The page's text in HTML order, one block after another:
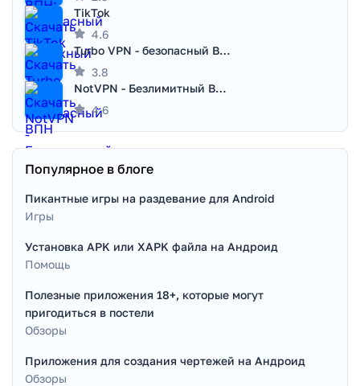
TikTok
4.6
Turbo VPN - безопасный ВПН
3.8
NotVPN - Безлимитный ВПН | VPN
4.6
Популярное в блоге
Пикантные игры на раздевание для Android
Игры
Установка APK или XAPK файла на Андроид
Помощь
Полезные приложения 18+, которые могут
пригодиться в постели
Обзоры
Приложения для создания чертежей на Андроид
Обзоры